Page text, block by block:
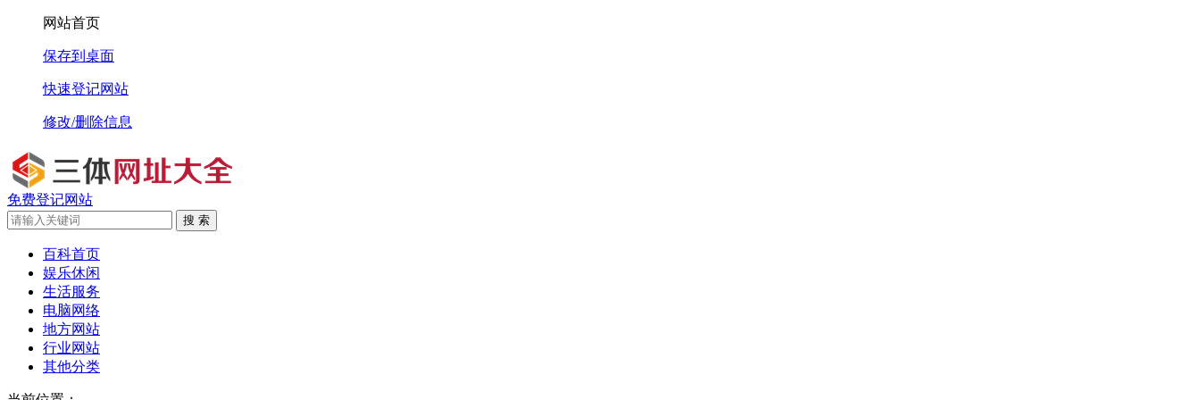
网站首页
保存到桌面
快速登记网站
修改/删除信息
免费登记网站
搜 索
百科首页
娱乐休闲
生活服务
电脑网络
地方网站
行业网站
其他分类